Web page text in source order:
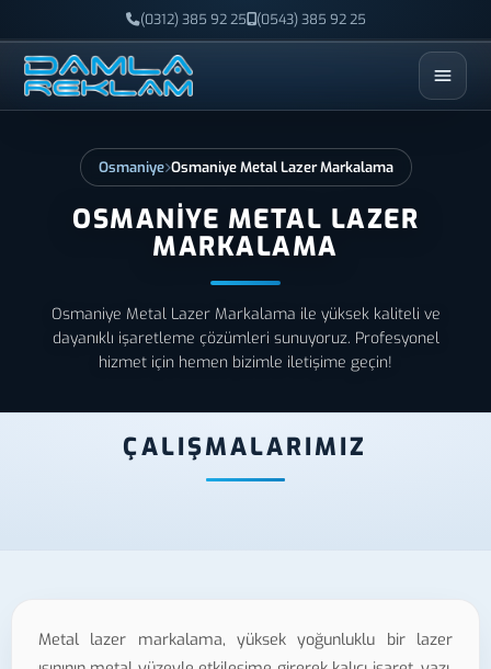
(0312) 385 92 25 (0543) 385 92 25
ESC
Osmaniye Osmaniye Metal Lazer Markalama
OSMANIYE METAL LAZER
MARKALAMA
Osmaniye Metal Lazer Markalama ile yüksek kaliteli ve
dayanıklı işaretleme çözümleri sunuyoruz. Profesyonel
hizmet için hemen bizimle iletişime geçin!
ÇALIŞMALARIMIZ
Metal lazer markalama, yüksek yoğunluklu bir lazer